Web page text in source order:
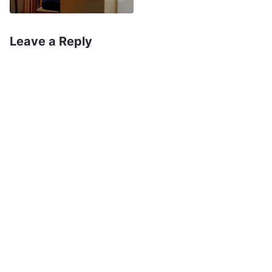
me batia, ele gritava: “E agora? Não é tão legal,
não é? Por que não pede a seu Deus que venha
Leave a Reply